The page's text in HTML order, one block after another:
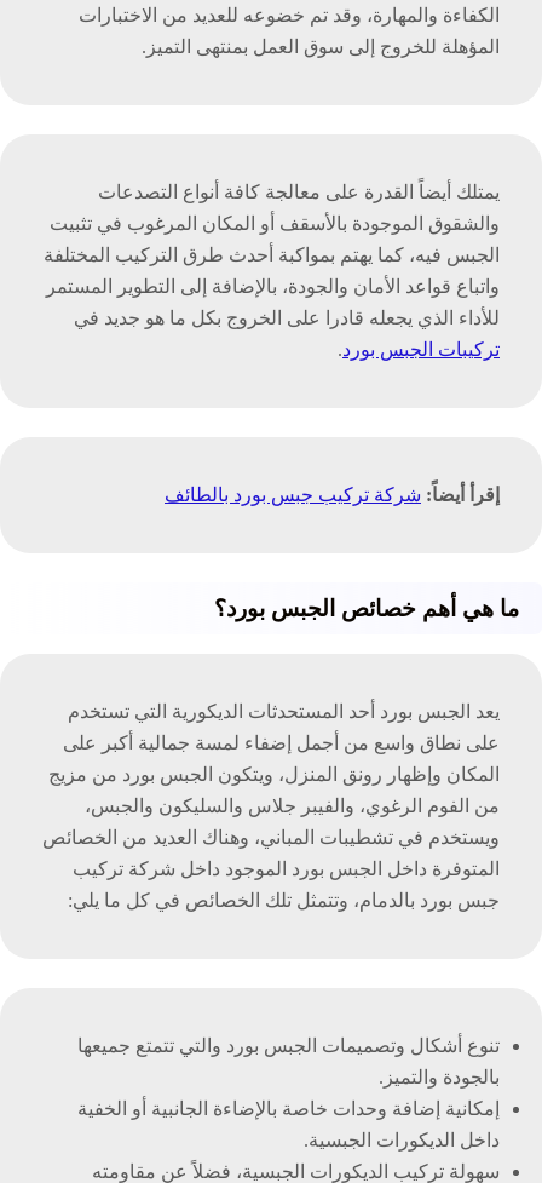
الكفاءة والمهارة، وقد تم خضوعه للعديد من الاختبارات
المؤهلة للخروج إلى سوق العمل بمنتهى التميز.
يمتلك أيضاً القدرة على معالجة كافة أنواع التصدعات
والشقوق الموجودة بالأسقف أو المكان المرغوب في تثبيت
الجبس فيه، كما يهتم بمواكبة أحدث طرق التركيب المختلفة
واتباع قواعد الأمان والجودة، بالإضافة إلى التطوير المستمر
للأداء الذي يجعله قادرا على الخروج بكل ما هو جديد في
تركيبات الجبس بورد.
إقرأ أيضاً: شركة تركيب جبس بورد بالطائف
ما هي أهم خصائص الجبس بورد؟
يعد الجبس بورد أحد المستحدثات الديكورية التي تستخدم
على نطاق واسع من أجمل إضفاء لمسة جمالية أكبر على
المكان وإظهار رونق المنزل، ويتكون الجبس بورد من مزيج
من الفوم الرغوي، والفيبر جلاس والسليكون والجبس،
ويستخدم في تشطيبات المباني، وهناك العديد من الخصائص
المتوفرة داخل الجبس بورد الموجود داخل شركة تركيب
جبس بورد بالدمام، وتتمثل تلك الخصائص في كل ما يلي:
تنوع أشكال وتصميمات الجبس بورد والتي تتمتع جميعها
بالجودة والتميز.
إمكانية إضافة وحدات خاصة بالإضاءة الجانبية أو الخفية
داخل الديكورات الجبسية.
سهولة تركيب الديكورات الجبسية، فضلاً عن مقاومته